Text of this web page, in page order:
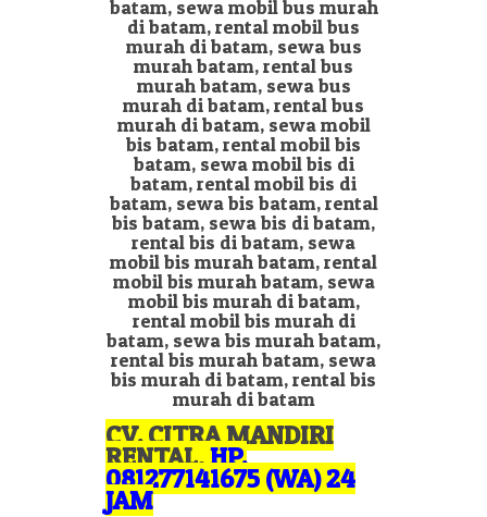
CV. CITRA MANDIRI
RENTAL,HP.
081277141675 (WA) 24
JAM